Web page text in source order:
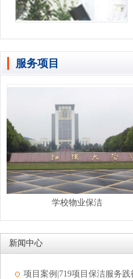
服务项目
学校物业保洁
新闻中心
项目案例|719项目保洁服务